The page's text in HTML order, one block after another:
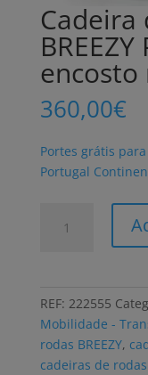
Cadeira
encosto
360,00€
Portes grátis
Portugal
BREEZY
PREMIUM
encosto
REF: 222555
Mobilidade -
rodas BREEZY,
cadeiras de